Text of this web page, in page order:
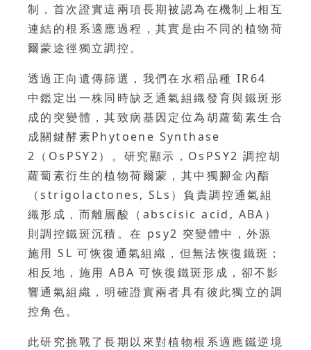
制，首次證實這兩項長期被認為在機制上相互
連結的根系適應過程，其實是由不同的植物荷
爾蒙途徑獨立調控。
透過正向遺傳篩選，我們在水稻品種 IR64
中鑑定出一株同時缺乏通氣組織發育與鐵斑形
成的突變體，其致病基因定位為胡蘿蔔素生合
成關鍵酵素Phytoene Synthase
2（OsPSY2）。研究顯示，OsPSY2 調控胡
蘿蔔素衍生的植物荷爾蒙，其中獨腳金內酯
（strigolactones, SLs）負責調控通氣組
織形成，而離層酸（abscisic acid, ABA）
則調控鐵斑沉積。在 psy2 突變體中，外源
施用 SL 可恢復通氣組織，但無法恢復鐵斑；
相反地，施用 ABA 可恢復鐵斑形成，卻不影
響通氣組織，明確證實兩者具有彼此獨立的調
控角色。
此研究挑戰了長期以來對植物根系適應鐵逆境